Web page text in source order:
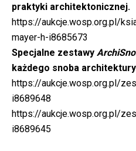
praktyki architektonicznej.
https://aukcje.wosp.org.pl/
mayer-h-i8685673
Specjalne zestawy
każdego snoba
https://aukcje.wosp.org.pl/
i8689648
https://aukcje.wosp.org.pl/
i8689645